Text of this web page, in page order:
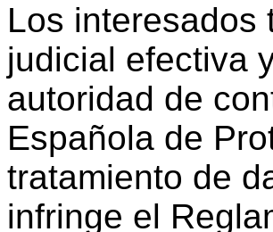
Los interesados
judicial efectiva
autoridad de
Española de
tratamiento de
infringe el